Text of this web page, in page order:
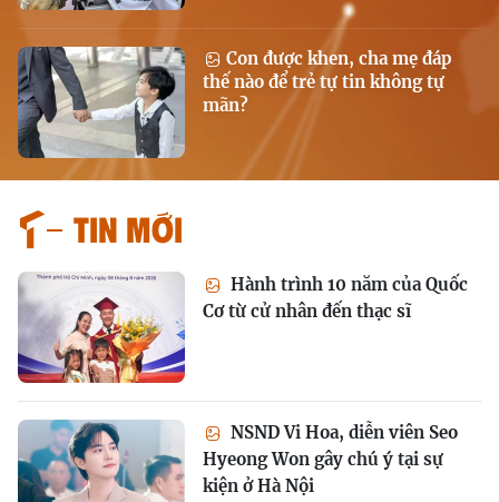
Con được khen, cha mẹ đáp
thế nào để trẻ tự tin không tự
mãn?
Tin mới
Hành trình 10 năm của Quốc
Cơ từ cử nhân đến thạc sĩ
NSND Vi Hoa, diễn viên Seo
Hyeong Won gây chú ý tại sự
kiện ở Hà Nội